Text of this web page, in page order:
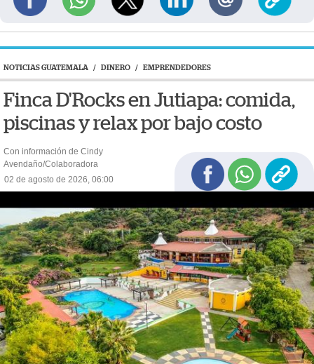
NOTICIAS GUATEMALA / DINERO / EMPRENDEDORES
Finca D'Rocks en Jutiapa: comida,
piscinas y relax por bajo costo
Con información de Cindy
Avendaño/Colaboradora
02 de agosto de 2026, 06:00